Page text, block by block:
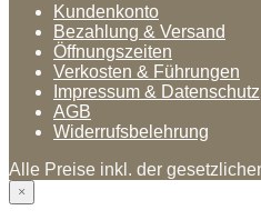
Kundenkonto
Bezahlung & Versand
Öffnungszeiten
Verkosten & Führungen
Impressum & Datenschutz
AGB
Widerrufsbelehrung
Alle Preise inkl. der
×